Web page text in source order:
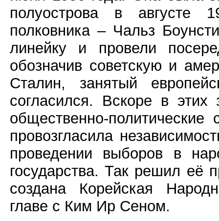
полуострова в августе
полковника – Чальз
линейку и провели
обозначив советскую и
Сталин, занятый
согласился. Вскоре в
общественно-
провозгласила
проведении выборов в
государства. Так решил
создана Корейская
главе с Ким Ир Сеном.